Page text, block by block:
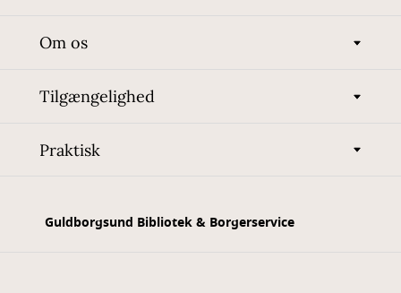
Om os
Tilgængelighed
Praktisk
Guldborgsund Bibliotek & Borgerservice